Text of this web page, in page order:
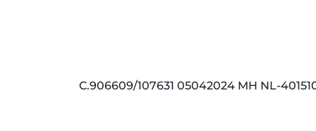
C.906609/107631 05042024 MH NL-